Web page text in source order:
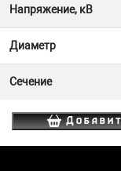
Напряжение, кВ
Диаметр
Сечение